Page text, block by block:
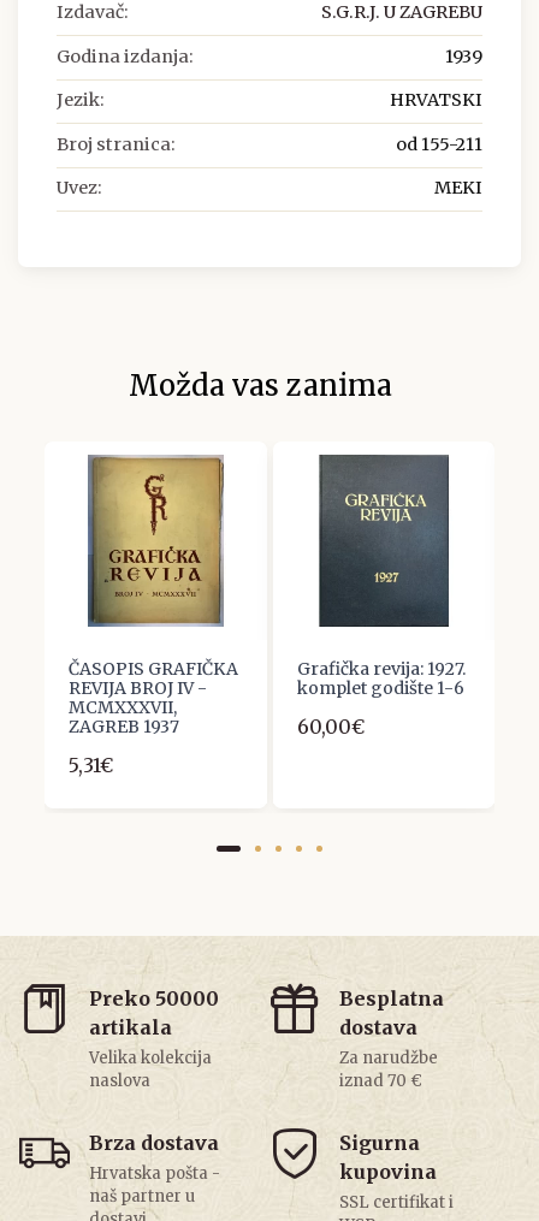
Izdavač: S.G.R.J. U ZAGREBU
Godina izdanja: 1939
Jezik: HRVATSKI
Broj stranica: od 155-211
Uvez: MEKI
Možda vas zanima
ČASOPIS GRAFIČKA
REVIJA BROJ IV -
MCMXXXVII,
ZAGREB 1937
5,31€
Grafička revija: 1927.
komplet godište 1-6
60,00€
Preko 50000
artikala
Velika kolekcija
naslova
Besplatna
dostava
Za narudžbe
iznad 70 €
Brza dostava
Hrvatska pošta -
naš partner u
Sigurna
kupovina
SSL certifikat i